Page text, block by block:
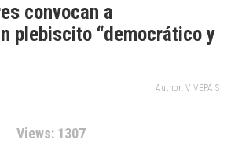
convocan a
plebiscito “democrático y
Author: VIVEPAIS
Views: 1307